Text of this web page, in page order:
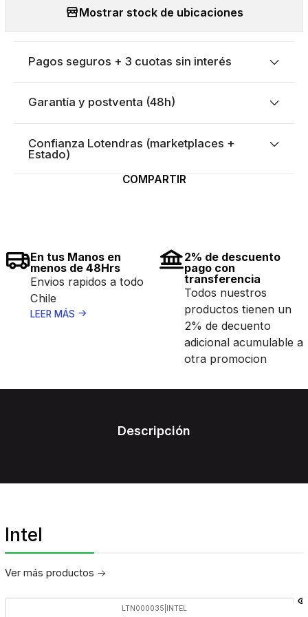
Mostrar stock de ubicaciones
Pagos seguros + 3 cuotas sin interés
Garantía y postventa (48h)
Confianza Lotendras (marketplaces +
Estado)
COMPARTIR
En tus Manos en
menos de 48Hrs
Envios rapidos a todo
Chile
LEER MÁS
2% de descuento
pago con
transferencia
Todos nuestros
productos tienen un
2% de decuento
adicional acumulable a
otra promocion
Descripción
Intel
Ver más productos
LTN000035 INTEL